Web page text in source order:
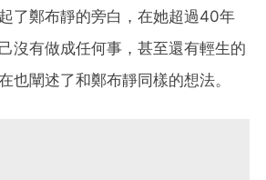
了鄭布靜的旁白，在她超過40年
沒有做成任何事，甚至還有輕生的
也闡述了和鄭布靜同樣的想法。